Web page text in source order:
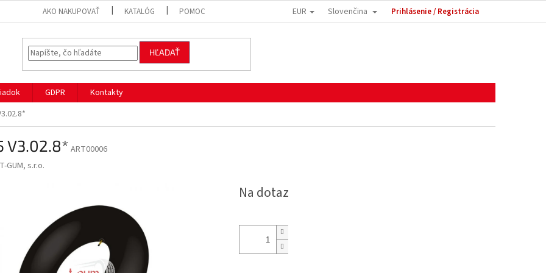
AKO NAKUPOVAŤ KATALÓG POMOC EUR Slovenčina Prihlásenie / Registrácia
HĽADAŤ
GDPR
Kontakty
V3.02.8*ART00006
T-GUM, s.r.o.
Na dotaz